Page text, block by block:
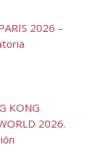
2026 –
KONG
2026.